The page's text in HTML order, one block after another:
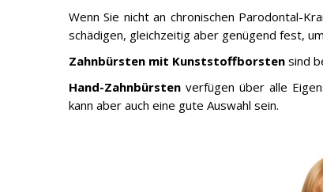
Wenn Sie nicht an chronischen Parodontal-
schädigen, gleichzeitig aber genügend fest,
Zahnbürsten mit Kunststoffborsten sind
Hand-Zahnbürsten verfügen über alle
kann aber auch eine gute Auswahl sein.